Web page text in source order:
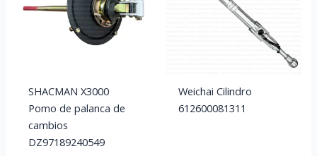
SHACMAN X3000
Pomo de palanca de
cambios
DZ97189240549
Weichai Cilindro
612600081311